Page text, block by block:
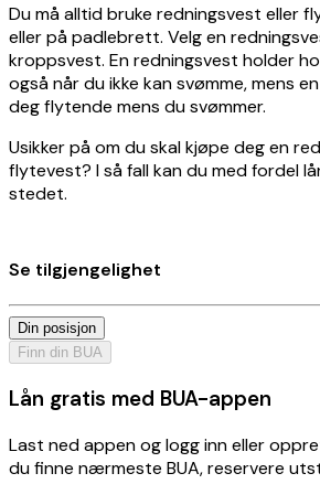
Du må alltid bruke redningsvest eller
eller på padlebrett. Velg en
kroppsvest. En redningsvest holder
også når du ikke kan svømme, mens
deg flytende mens du svømmer.
Usikker på om du skal kjøpe deg en
flytevest? I så fall kan du med fordel
stedet.
Se tilgjengelighet
Din posisjon
Finn din BUA
Lån gratis med BUA-appen
Last ned appen og logg inn eller
du finne nærmeste BUA, reservere